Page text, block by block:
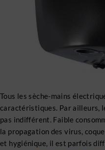
Tous les sèche-mains
caractéristiques. Par ailleurs,
pas indifférent. Faible
la propagation des virus,
et hygiénique, il est parfois